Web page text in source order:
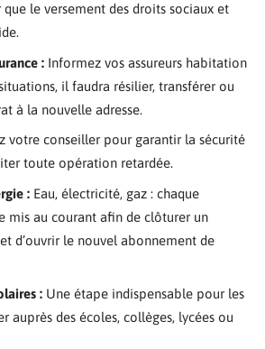
le versement des droits sociaux et
: Informez vos assureurs habitation
il faudra résilier, transférer ou
à la nouvelle adresse.
votre conseiller pour garantir la sécurité
toute opération retardée.
: Eau, électricité, gaz : chaque
mis au courant afin de clôturer un
d’ouvrir le nouvel abonnement de
: Une étape indispensable pour les
auprès des écoles, collèges, lycées ou